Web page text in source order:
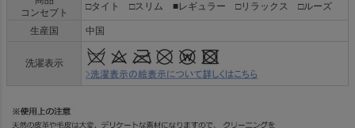
コンセプト
□タイト □スリム ■レギュラー □リラックス □ルーズ
生産国 中国
洗濯表示